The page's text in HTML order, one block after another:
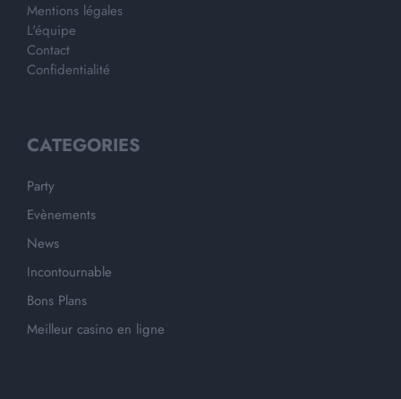
Mentions légales
L'équipe
Contact
Confidentialité
CATEGORIES
Party
Evènements
News
Incontournable
Bons Plans
Meilleur casino en ligne